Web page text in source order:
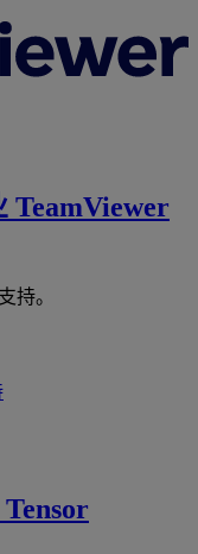
TeamViewer
持。